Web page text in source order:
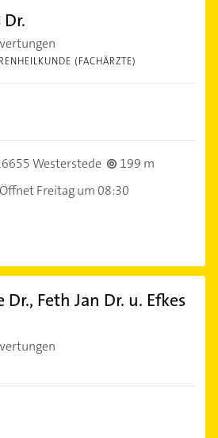
(FACHÄRZTE)
Westerstede
199 m
Öffnet Freitag um 08:30
Feth Jan Dr. u. Efkes